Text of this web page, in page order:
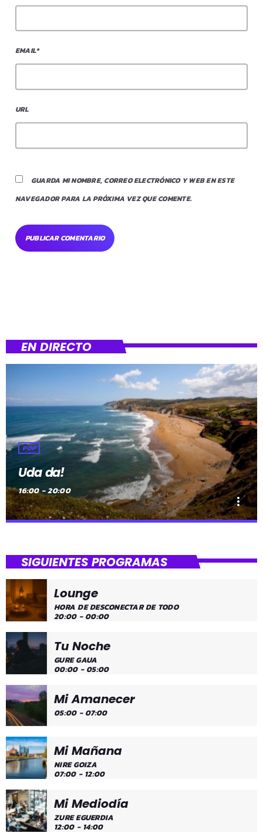
EMAIL*
URL
GUARDA MI NOMBRE, CORREO ELECTRÓNICO Y WEB EN ESTE
NAVEGADOR PARA LA PRÓXIMA VEZ QUE COMENTE.
EN DIRECTO
POP
Uda da!
16:00 - 20:00
more_vert
¡Toda la música!
¡Toda la música!
SIGUIENTES PROGRAMAS
Lounge
HORA DE DESCONECTAR DE TODO
20:00 - 00:00
Tu Noche
GURE GAUA
00:00 - 05:00
Mi Amanecer
05:00 - 07:00
Mi Mañana
NIRE GOIZA
07:00 - 12:00
Mi Mediodía
ZURE EGUERDIA
12:00 - 14:00